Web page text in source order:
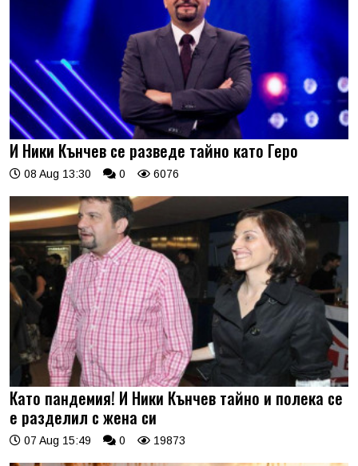
И Ники Кънчев се разведе тайно като Геро
08 Aug 13:30 0 6076
Като пандемия! И Ники Кънчев тайно и полека се
е разделил с жена си
07 Aug 15:49 0 19873